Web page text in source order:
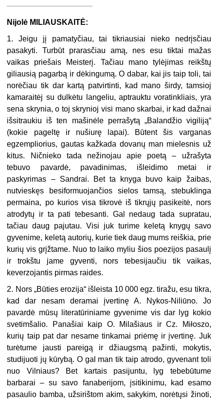
———————————
Nijolė MILIAUSKAITĖ:
1. Jeigu jį pamatyčiau, tai tikriausiai nieko nedrįsčiau
pasakyti. Turbūt prarasčiau amą, nes esu tiktai mažas
vaikas priešais Meisterį. Tačiau mano tylėjimas reikštų
giliausią pagarbą ir dėkingumą. O dabar, kai jis taip toli, tai
norėčiau tik dar kartą patvirtinti, kad mano širdy, tamsioj
kamaraitėj su dulkėtu langeliu, aptrauktu voratinkliais, yra
sena skrynia, o toj skrynioj visi mano skarbai, ir kad dažnai
išsitraukiu iš ten mašinėle perrašytą „Balandžio vigiliją“
(kokie pageltę ir nušiurę lapai). Būtent šis varganas
egzempliorius, gautas kažkada dovanų man mielesnis už
kitus. Ničnieko tada nežinojau apie poetą – užrašyta
tebuvo pavardė, pavadinimas, išleidimo metai ir
paskyrimas – Sandrai. Bet ta knyga buvo kaip žaibas,
nutvieskęs besiformuojančios sielos tamsą, stebuklinga
permaina, po kurios visa tikrovė iš tikrųjų pasikeitė, nors
atrodytų ir ta pati tebesanti. Gal nedaug tada supratau,
tačiau daug pajutau. Visi juk turime keletą knygų savo
gyvenime, keletą autorių, kurie tiek daug mums reiškia, prie
kurių vis grįžtame. Nuo to laiko myliu šios poezijos pasaulį
ir trokštu jame gyventi, nors tebesijaučiu tik vaikas,
keverzojantis pirmas raides.
2. Nors „Būties erozija“ išleista 10 000 egz. tiražu, esu tikra,
kad dar nesam deramai įvertinę A. Nykos-Niliūno. Jo
pavardė mūsų literatūriniame gyvenime vis dar lyg kokio
svetimšalio. Panašiai kaip O. Milašiaus ir Cz. Miłoszo,
kurių taip pat dar nesame tinkamai priėmę ir įvertinę. Juk
turėtume jausti pareigą ir džiaugsmą pažinti, mokytis,
studijuoti jų kūrybą. O gal man tik taip atrodo, gyvenant toli
nuo Vilniaus? Bet kartais pasijuntu, lyg tebebūtume
barbarai – su savo fanaberijom, įsitikinimu, kad esamo
pasaulio bamba, užsirištom akim, sakykim, norėtųsi žinoti,